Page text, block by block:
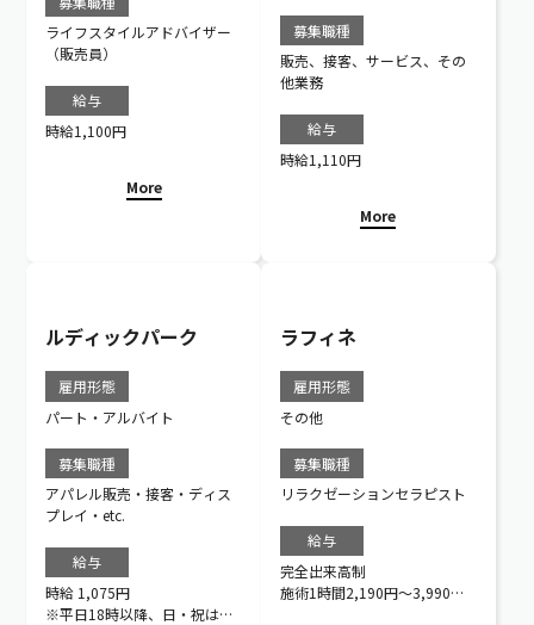
ライフスタイルアドバイザー
（販売員）
給与
時給1,100円
More
募集職種
販売、接客、サービス、その
他業務
給与
時給1,110円
More
ルディックパーク
雇用形態
パート・アルバイト
募集職種
アパレル販売・接客・ディス
プレイ・etc.
給与
時給 1,075円
※平日18時以降、日・祝は
ラフィネ
雇用形態
その他
募集職種
リラクゼーションセラピスト
給与
完全出来高制
施術1時間2,190円～3,990円